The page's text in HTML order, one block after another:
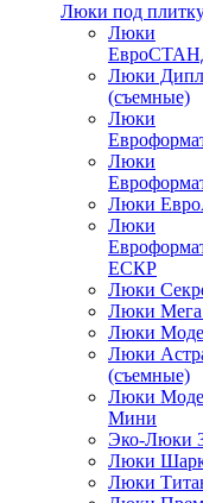
Люки под
Люки
Люки
(съемные)
Люки
Люки
Люки
Люки
ЕСКР
Люки
Люки
Люки
Люки
(съемные)
Люки
Мини
Эко-Люки
Люки
Люки